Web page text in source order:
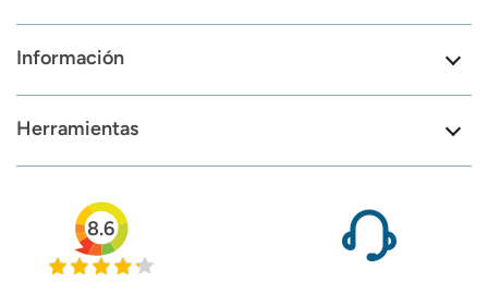
Información
Herramientas
8.6